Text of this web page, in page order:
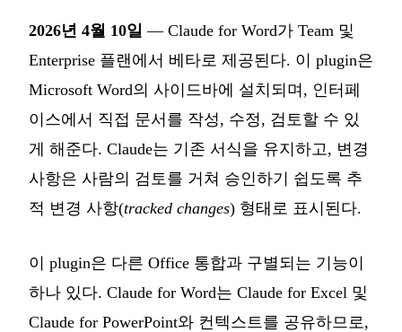
2026년 4월 10일 — Claude for Word가 Team 및
Enterprise 플랜에서 베타로 제공된다. 이 plugin은
Microsoft Word의 사이드바에 설치되며, 인터페
이스에서 직접 문서를 작성, 수정, 검토할 수 있
게 해준다. Claude는 기존 서식을 유지하고, 변경
사항은 사람의 검토를 거쳐 승인하기 쉽도록 추
적 변경 사항(tracked changes) 형태로 표시된다.
이 plugin은 다른 Office 통합과 구별되는 기능이
하나 있다. Claude for Word는 Claude for Excel 및
Claude for PowerPoint와 컨텍스트를 공유하므로,